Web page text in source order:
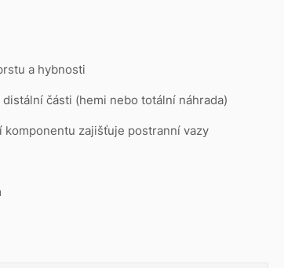
a hybnosti
části (hemi nebo totální náhrada)
zajišťuje postranní vazy